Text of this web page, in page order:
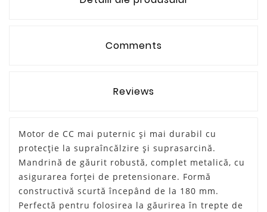
Comments
Reviews
Motor de CC mai puternic şi mai durabil cu
protecţie la supraîncălzire şi suprasarcină.
Mandrină de găurit robustă, complet metalică, cu
asigurarea forţei de pretensionare. Formă
constructivă scurtă începând de la 180 mm.
Perfectă pentru folosirea la găurirea în trepte de